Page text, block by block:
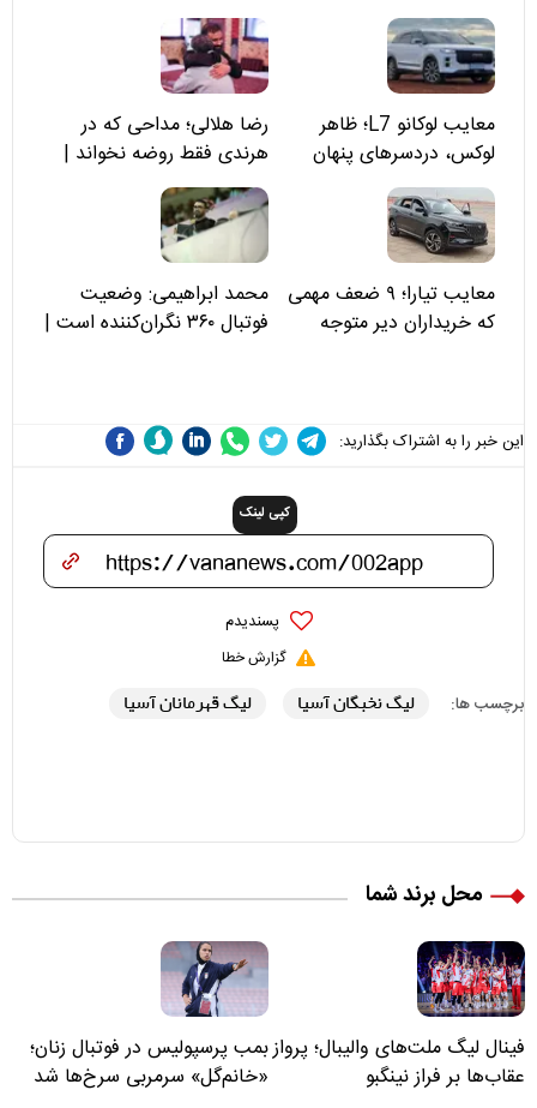
معایب لوکانو L7؛ ظاهر
لوکس، دردسرهای پنهان
رضا هلالی؛ مداحی که در
هرندی فقط روضه نخواند |
مسئولان «تکیه‌گاه آقا مرتضی
علی(ع)» را جدی‌تر ببینند
معایب تیارا؛ ۹ ضعف مهمی
که خریداران دیر متوجه
محمد ابراهیمی: وضعیت
فوتبال ۳۶۰ نگران‌کننده است |
این خبر را به اشتراک بگذارید:
کپی لینک
پسندیدم
گزارش خطا
برچسب ها: لیگ نخبگان آسیا لیگ قهرمانان آسیا
محل برند شما
فینال لیگ ملت‌های والیبال؛ پرواز
عقاب‌ها بر فراز نینگبو
بمب پرسپولیس در فوتبال زنان؛
«خانم‌گل» سرمربی سرخ‌ها شد